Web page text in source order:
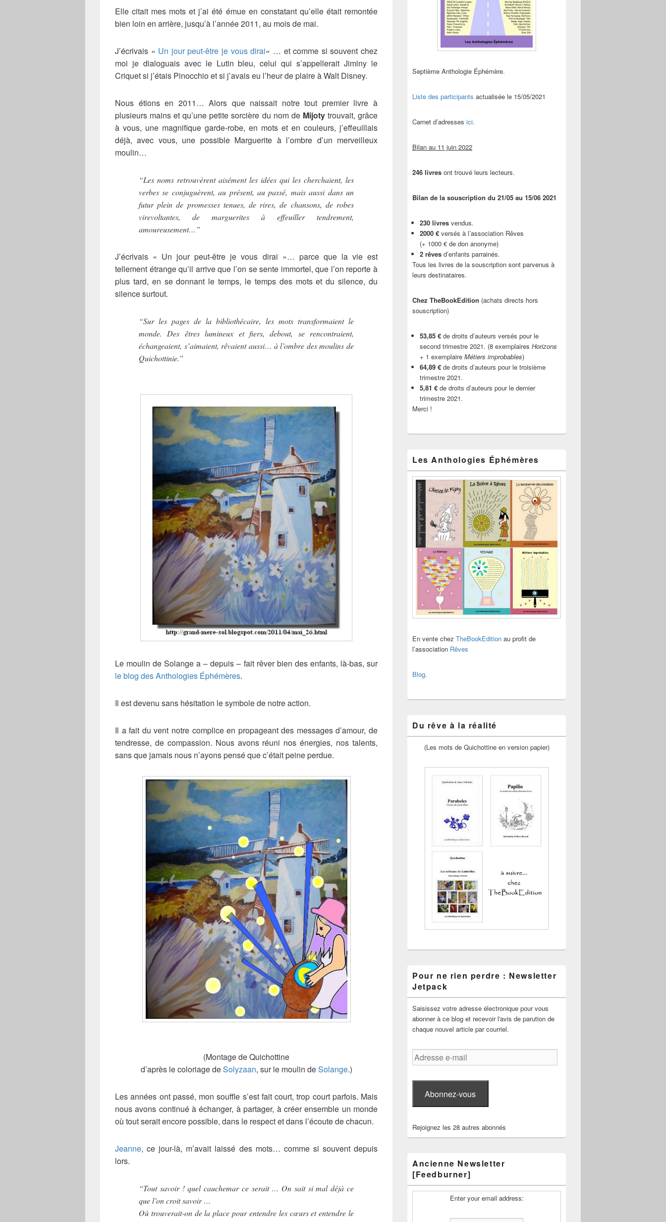
Elle citait mes mots et j’ai été émue en constatant qu’elle était remontée
bien loin en arrière, jusqu’à l’année 2011, au mois de mai.
J’écrivais « Un jour peut-être je vous dirai« … et comme si souvent chez
moi je dialoguais avec le Lutin bleu, celui qui s’appellerait Jiminy le
Criquet si j’étais Pinocchio et si j’avais eu l’heur de plaire à Walt Disney.
Nous étions en 2011… Alors que naissait notre tout premier livre à
plusieurs mains et qu’une petite sorcière du nom de Mijotytrouvait, grâce
à vous, une magnifique garde-robe, en mots et en couleurs, j’effeuillais
déjà, avec vous, une possible Marguerite à l’ombre d’un merveilleux
moulin…
“Les noms retrouvèrent aisément les idées qui les cherchaient, les
verbes se conjuguèrent, au présent, au passé, mais aussi dans un
futur plein de promesses tenues, de rires, de chansons, de robes
virevoltantes, de marguerites à effeuiller tendrement,
amoureusement…”
J’écrivais « Un jour peut-être je vous dirai »… parce que la vie est
tellement étrange qu’il arrive que l’on se sente immortel, que l’on reporte à
plus tard, en se donnant le temps, le temps des mots et du silence, du
silence surtout.
“Sur les pages de la bibliothécaire, les mots transformaient le
monde. Des êtres lumineux et fiers, debout, se rencontraient,
échangeaient, s’aimaient, rêvaient aussi… à l’ombre des moulins de
Quichottinie.”
Le moulin de Solange a – depuis – fait rêver bien des enfants, là-bas, sur
le blog des Anthologies Éphémères.
Il est devenu sans hésitation le symbole de notre action.
Il a fait du vent notre complice en propageant des messages d’amour, de
tendresse, de compassion. Nous avons réuni nos énergies, nos talents,
sans que jamais nous n’ayons pensé que c’était peine perdue.
(Montage de Quichottine
d’après le coloriage deSolyzaan, sur le moulin deSolange.)
Les années ont passé, mon souffle s’est fait court, trop court parfois. Mais
nous avons continué à échanger, à partager, à créer ensemble un monde
où tout serait encore possible, dans le respect et dans l’écoute de chacun.
Jeanne, ce jour-là, m’avait laissé des mots… comme si souvent depuis
lors.
“Tout savoir ! quel cauchemar ce serait … On sait si mal déjà ce
que l’on croit savoir …
Où trouverait-on de la place pour entendre les cœurs et entendre le
Septième Anthologie Éphémère.
Liste des participants actualisée le 15/05/2021
Carnet d’adresses ici.
Bilan au 11 juin 2022
246 livres ont trouvé leurs lecteurs.
Bilan de la souscription du 21/05 au 15/06 2021
230 livres vendus.
2000 € versés à l’association Rêves
(+ 1000 € de don anonyme)
2 rêves d’enfants parrainés.
Tous les livres de la souscription sont parvenus à
leurs destinataires.
Chez TheBookEdition (achats directs hors
souscription)
53,85 € de droits d’auteurs versés pour le
second trimestre 2021. (8 exemplaires Horizons
+ 1 exemplaire Métiers improbables)
64,89 € de droits d’auteurs pour le troisième
trimestre 2021.
5,81 € de droits d’auteurs pour le dernier
trimestre 2021.
Merci !
Les Anthologies Éphémères
En vente chez TheBookEdition au profit de
l’association Rêves
Blog.
Du rêve à la réalité
(Les mots de Quichottine en version papier)
Pour ne rien perdre : Newsletter
Jetpack
Saisissez votre adresse électronique pour vous
abonner à ce blog et recevoir l'avis de parution de
chaque nouvel article par courriel.
Adresse
e-
Abonnez-vous
Rejoignez les 28 autres abonnés
Ancienne Newsletter
[Feedburner]
Enter your email address: